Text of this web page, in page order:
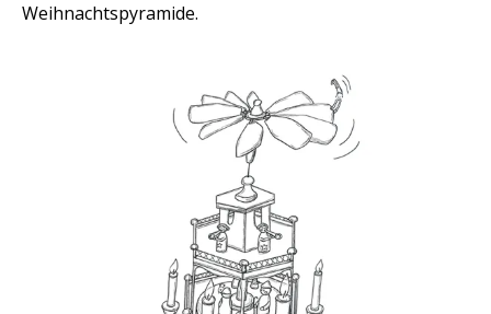
Weihnachtspyramide.